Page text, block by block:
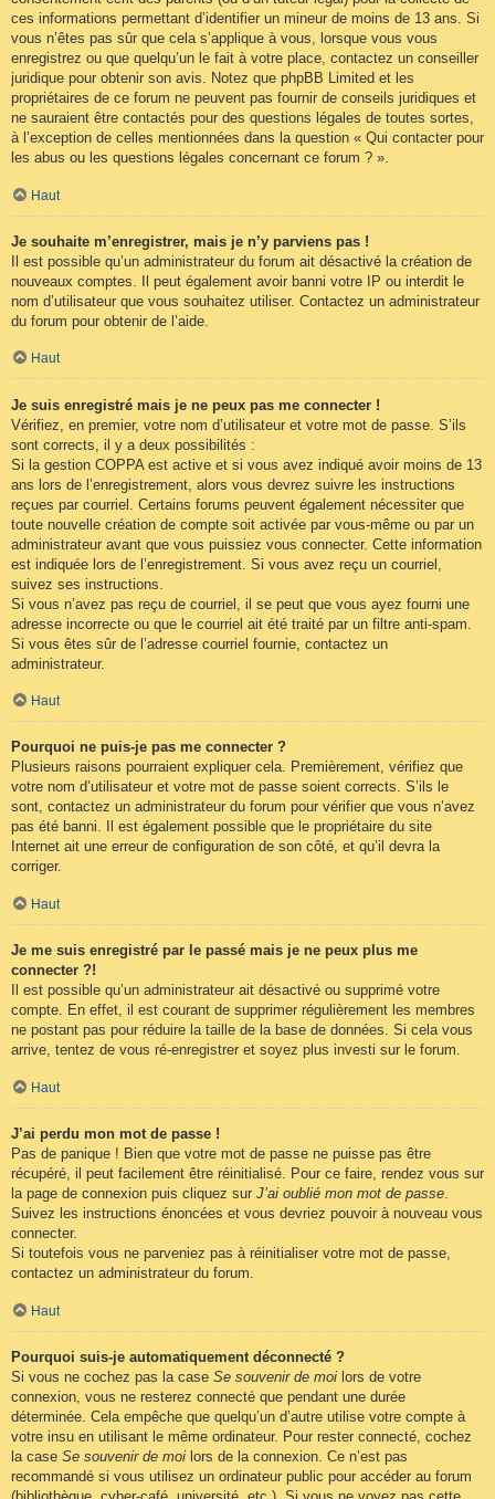
ces informations permettant d’identifier un mineur de moins de 13 ans. Si
vous n’êtes pas sûr que cela s’applique à vous, lorsque vous vous
enregistrez ou que quelqu’un le fait à votre place, contactez un conseiller
juridique pour obtenir son avis. Notez que phpBB Limited et les
propriétaires de ce forum ne peuvent pas fournir de conseils juridiques et
ne sauraient être contactés pour des questions légales de toutes sortes,
à l’exception de celles mentionnées dans la question « Qui contacter pour
les abus ou les questions légales concernant ce forum ? ».
Haut
Je souhaite m’enregistrer, mais je n’y parviens pas !
Il est possible qu’un administrateur du forum ait désactivé la création de
nouveaux comptes. Il peut également avoir banni votre IP ou interdit le
nom d’utilisateur que vous souhaitez utiliser. Contactez un administrateur
du forum pour obtenir de l’aide.
Haut
Je suis enregistré mais je ne peux pas me connecter !
Vérifiez, en premier, votre nom d’utilisateur et votre mot de passe. S’ils
sont corrects, il y a deux possibilités :
Si la gestion COPPA est active et si vous avez indiqué avoir moins de 13
ans lors de l’enregistrement, alors vous devrez suivre les instructions
reçues par courriel. Certains forums peuvent également nécessiter que
toute nouvelle création de compte soit activée par vous-même ou par un
administrateur avant que vous puissiez vous connecter. Cette information
est indiquée lors de l’enregistrement. Si vous avez reçu un courriel,
suivez ses instructions.
Si vous n’avez pas reçu de courriel, il se peut que vous ayez fourni une
adresse incorrecte ou que le courriel ait été traité par un filtre anti-spam.
Si vous êtes sûr de l’adresse courriel fournie, contactez un
administrateur.
Haut
Pourquoi ne puis-je pas me connecter ?
Plusieurs raisons pourraient expliquer cela. Premièrement, vérifiez que
votre nom d’utilisateur et votre mot de passe soient corrects. S’ils le
sont, contactez un administrateur du forum pour vérifier que vous n’avez
pas été banni. Il est également possible que le propriétaire du site
Internet ait une erreur de configuration de son côté, et qu’il devra la
corriger.
Haut
Je me suis enregistré par le passé mais je ne peux plus me
connecter ?!
Il est possible qu’un administrateur ait désactivé ou supprimé votre
compte. En effet, il est courant de supprimer régulièrement les membres
ne postant pas pour réduire la taille de la base de données. Si cela vous
arrive, tentez de vous ré-enregistrer et soyez plus investi sur le forum.
Haut
J’ai perdu mon mot de passe !
Pas de panique ! Bien que votre mot de passe ne puisse pas être
récupéré, il peut facilement être réinitialisé. Pour ce faire, rendez vous sur
la page de connexion puis cliquez sur J’ai oublié mon mot de passe.
Suivez les instructions énoncées et vous devriez pouvoir à nouveau vous
connecter.
Si toutefois vous ne parveniez pas à réinitialiser votre mot de passe,
contactez un administrateur du forum.
Haut
Pourquoi suis-je automatiquement déconnecté ?
Si vous ne cochez pas la case Se souvenir de moi lors de votre
connexion, vous ne resterez connecté que pendant une durée
déterminée. Cela empêche que quelqu’un d’autre utilise votre compte à
votre insu en utilisant le même ordinateur. Pour rester connecté, cochez
la case Se souvenir de moi lors de la connexion. Ce n’est pas
recommandé si vous utilisez un ordinateur public pour accéder au forum